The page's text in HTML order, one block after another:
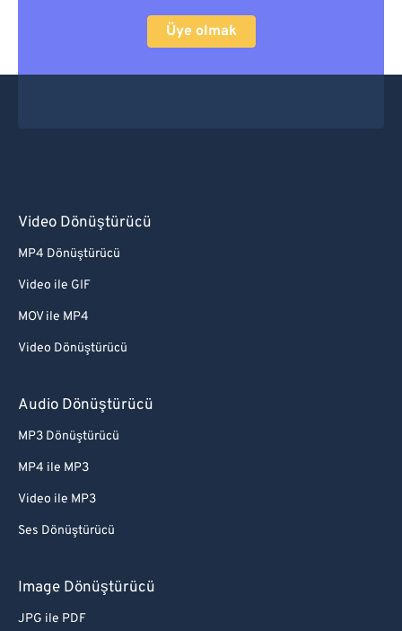
Üye olmak
Video Dönüştürücü
MP4 Dönüştürücü
Video ile GIF
MOV ile MP4
Video Dönüştürücü
Audio Dönüştürücü
MP3 Dönüştürücü
MP4 ile MP3
Video ile MP3
Ses Dönüştürücü
Image Dönüştürücü
JPG ile PDF